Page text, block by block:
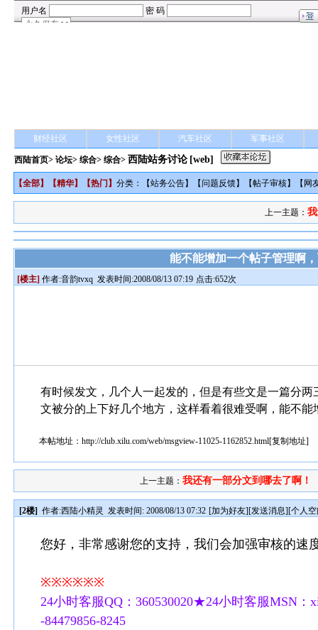
财经社区 女性社区 汽车社区 军事社区
西陆首页>论坛>综合> 综合> 西陆站务讨论 [web]
【全部】【精华】【热门 】分类：【站务公告】【问题反馈】【帖子审核】【 网
上一主题：
能不能增加一个帖子管理啊
[楼主] 作者:音韵tvxq 发表时间:2008/08/13 07:19 点击:652次
有时候发文，几个人一起发的，但是有些文是一篇分
文被分的上下好几个地方，这样看着很难受啊，能不能
本帖地址：http://club.xilu.com/web/msgview-11025-1162852.html[复制地址]
上一主题： 我还有一部分文到哪去了啊！
[2楼] 作者:西陆小精灵 发表时间: 2008/08/13 07:32 [加为好友][发送消息][个人
您好，非常感谢您的支持，我们会加强审核的速
※※※※※※
24小时客服QQ：360530020★24小时客服MSN
-84479856-8245